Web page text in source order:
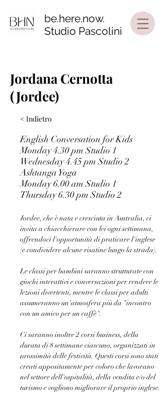
be.here.now.
Studio Pascolini
Jordana Cernotta
(Jordee)
< Indietro
English Conversation for Kids
Monday 4.30 pm Studio 1
Wednesday 4.45 pm Studio 2
Ashtanga Yoga
Monday 6.00 am Studio 1
Thursday 6.30 pm Studio 2
Jordee, che è nata e cresciuta in Australia, ci
invita a chiacchierare con lei ogni settimana,
offrendoci l'opportunità di praticare l'inglese
(e condividere alcune risatine lungo la strada).
Le classi per bambini saranno strutturate con
giochi interattivi e conversazioni per rendere le
lezioni divertenti, mentre le classi per adulti
assumeranno un'atmosfera più da "incontro
con un amico per un caffè".
Ci saranno inoltre 2 corsi business, della
durata di 8 settimane ciascuno, organizzati in
prossimità delle festività. Questi corsi sono stati
creati appositamente per coloro che lavorano
nel settore dell'ospitalità, della vendita e/o del
turismo e vogliono migliorare il proprio inglese.